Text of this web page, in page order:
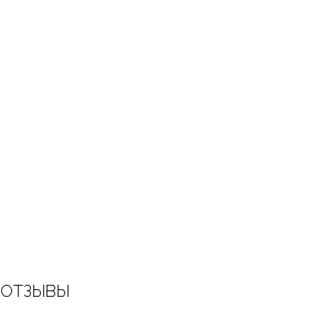
ОТЗЫВЫ